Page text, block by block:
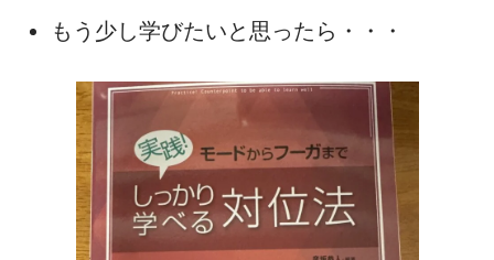
もう少し学びたいと思ったら・・・